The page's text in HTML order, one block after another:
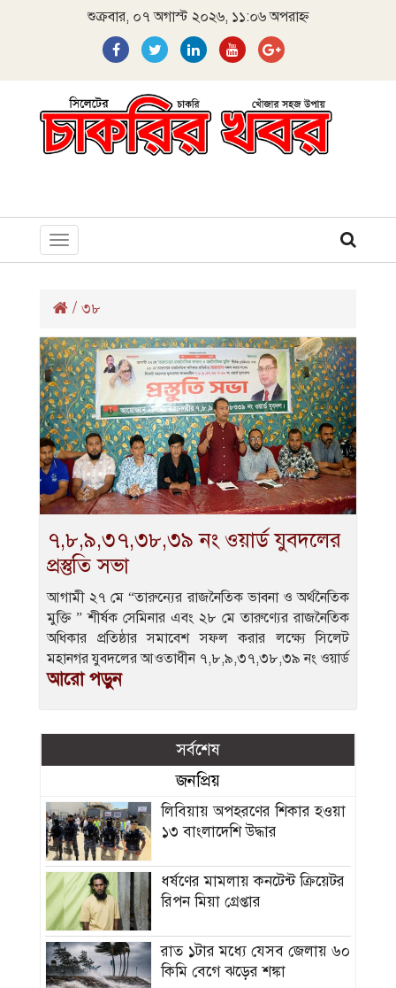
শুক্রবার, ০৭ অগাস্ট ২০২৬, ১১:০৬ অপরাহ্ন
Toggle
navigation
/ ৩৮
৭,৮,৯,৩৭,৩৮,৩৯ নং ওয়ার্ড যুবদলের
প্রস্তুতি সভা
আগামী ২৭ মে “তারুন্যের রাজনৈতিক ভাবনা ও অর্থনৈতিক
মুক্তি ” শীর্ষক সেমিনার এবং ২৮ মে তারুণ্যের রাজনৈতিক
অধিকার প্রতিষ্ঠার সমাবেশ সফল করার লক্ষ্যে সিলেট
মহানগর যুবদলের আওতাধীন ৭,৮,৯,৩৭,৩৮,৩৯ নং ওয়ার্ড
আরো পড়ুন
সর্বশেষ
জনপ্রিয়
লিবিয়ায় অপহরণের শিকার হওয়া
১৩ বাংলাদেশি উদ্ধার
ধর্ষণের মামলায় কনটেন্ট ক্রিয়েটর
রিপন মিয়া গ্রেপ্তার
রাত ১টার মধ্যে যেসব জেলায় ৬০
কিমি বেগে ঝড়ের শঙ্কা